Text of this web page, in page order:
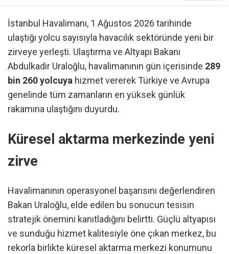
İstanbul Havalimanı, 1 Ağustos 2026 tarihinde
ulaştığı yolcu sayısıyla havacılık sektöründe yeni bir
zirveye yerleşti. Ulaştırma ve Altyapı Bakanı
Abdulkadir Uraloğlu, havalimanının gün içerisinde 289
bin 260 yolcuya hizmet vererek Türkiye ve Avrupa
genelinde tüm zamanların en yüksek günlük
rakamına ulaştığını duyurdu.
Küresel aktarma merkezinde yeni
zirve
Havalimanının operasyonel başarısını değerlendiren
Bakan Uraloğlu, elde edilen bu sonucun tesisin
stratejik önemini kanıtladığını belirtti. Güçlü altyapısı
ve sunduğu hizmet kalitesiyle öne çıkan merkez, bu
rekorla birlikte küresel aktarma merkezi konumunu